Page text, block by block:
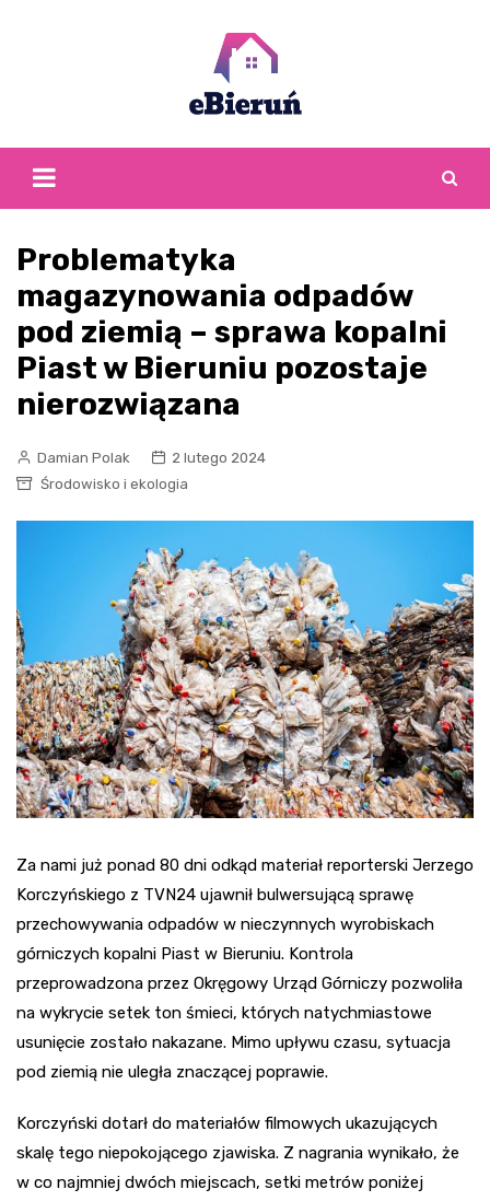
Problematyka
magazynowania odpadów
pod ziemią – sprawa kopalni
Piast w Bieruniu pozostaje
nierozwiązana
Damian Polak
2 lutego 2024
Środowisko i ekologia
Za nami już ponad 80 dni odkąd materiał reporterski Jerzego
Korczyńskiego z TVN24 ujawnił bulwersującą sprawę
przechowywania odpadów w nieczynnych wyrobiskach
górniczych kopalni Piast w Bieruniu. Kontrola
przeprowadzona przez Okręgowy Urząd Górniczy pozwoliła
na wykrycie setek ton śmieci, których natychmiastowe
usunięcie zostało nakazane. Mimo upływu czasu, sytuacja
pod ziemią nie uległa znaczącej poprawie.
Korczyński dotarł do materiałów filmowych ukazujących
skalę tego niepokojącego zjawiska. Z nagrania wynikało, że
w co najmniej dwóch miejscach, setki metrów poniżej